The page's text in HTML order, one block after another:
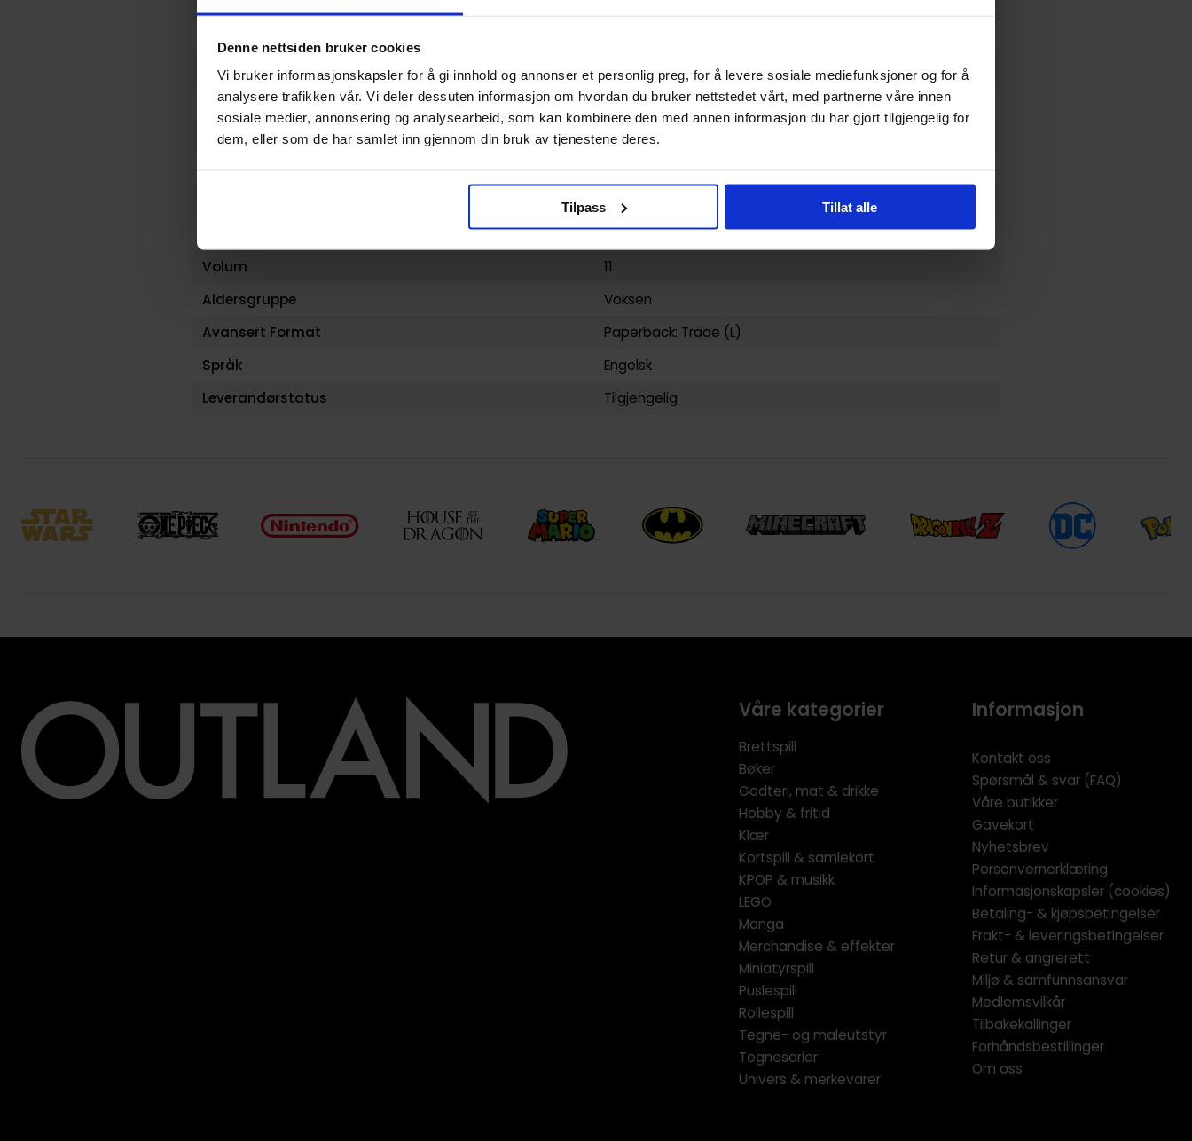
Denne nettsiden bruker cookies
Vi bruker informasjonskapsler for å gi innhold og annonser et personlig preg, for å levere sosiale mediefunksjoner og for å
analysere trafikken vår. Vi deler dessuten informasjon om hvordan du bruker nettstedet vårt, med partnerne våre innen
sosiale medier, annonsering og analysearbeid, som kan kombinere den med annen informasjon du har gjort tilgjengelig for
dem, eller som de har samlet inn gjennom din bruk av tjenestene deres.
Tilpass Tillat alle
Serie
Gachiakuta
Forfattere
Hideyoshi AndouogKei Urana
Sjanger
Action og Eventyr
Kodansha America, Inc
04.08.2026
Volum
11
Aldersgruppe
Voksen
Avansert Format
Paperback: Trade (L)
Språk
Engelsk
Leverandørstatus
Tilgjengelig
Våre kategorier
Brettspill
Bøker
Godteri, mat & drikke
Hobby & fritid
Klær
Kortspill & samlekort
KPOP & musikk
LEGO
Manga
Merchandise & effekter
Miniatyrspill
Puslespill
Rollespill
Tegne- og maleutstyr
Tegneserier
Univers & merkevarer
Informasjon
Kontakt oss
Spørsmål & svar (FAQ)
Våre butikker
Gavekort
Nyhetsbrev
Personvernerklæring
Informasjonskapsler (cookies)
Betaling- & kjøpsbetingelser
Frakt- & leveringsbetingelser
Retur & angrerett
Miljø & samfunnsansvar
Medlemsvilkår
Tilbakekallinger
Forhåndsbestillinger
Om oss